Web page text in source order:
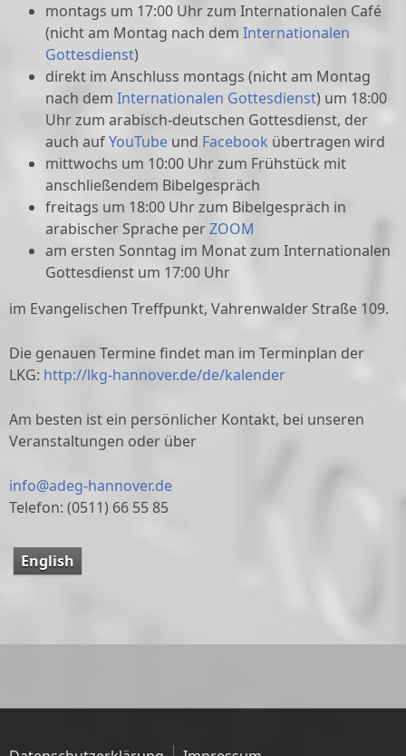
montags um 17:00 Uhr zum Internationalen Café
(nicht am Montag nach dem Internationalen
Gottesdienst)
direkt im Anschluss montags (nicht am Montag
nach dem Internationalen Gottesdienst) um 18:00
Uhr zum arabisch-deutschen Gottesdienst, der
auch aufYouTube und Facebook übertragen wird
mittwochs um 10:00 Uhr zum Frühstück mit
anschließendem Bibelgespräch
freitags um 18:00 Uhr zum Bibelgespräch in
arabischer Sprache perZOOM
am ersten Sonntag im Monat zum Internationalen
Gottesdienst um 17:00 Uhr
im Evangelischen Treffpunkt, Vahrenwalder Straße 109.
Die genauen Termine findet man im Terminplan der
LKG: http://lkg-hannover.de/de/kalender
Am besten ist ein persönlicher Kontakt, bei unseren
Veranstaltungen oder über
info@adeg-hannover.de
Telefon: (0511) 66 55 85
English